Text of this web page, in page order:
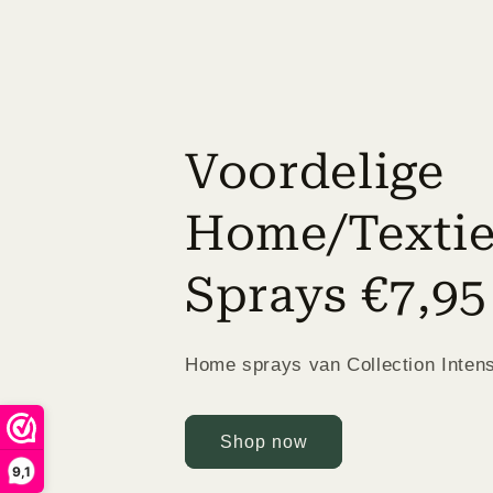
9,1
Voordelige
Home/
Sprays €7,95
Home sprays van Collection
Shop now